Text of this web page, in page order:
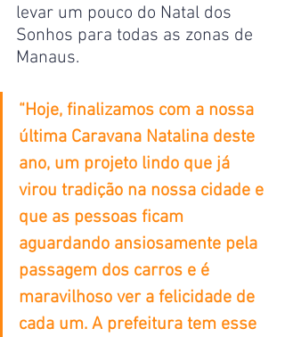
levar um pouco do Natal dos
Sonhos para todas as zonas de
Manaus.
“Hoje, finalizamos com a nossa
última Caravana Natalina deste
ano, um projeto lindo que já
virou tradição na nossa cidade e
que as pessoas ficam
aguardando ansiosamente pela
passagem dos carros e é
maravilhoso ver a felicidade de
cada um. A prefeitura tem esse